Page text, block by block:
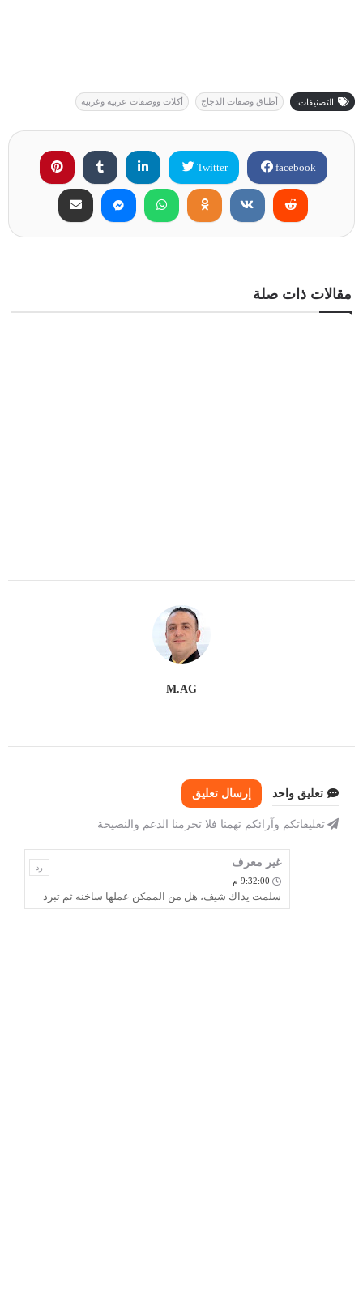
التصنيفات: أطباق وصفات الدجاج أكلات ووصفات عربية وغربية
facebook
Twitter
مقالات ذات صلة
M.AG
تعليق واحد إرسال تعليق
تعليقاتكم وآرائكم تهمنا فلا تحرمنا الدعم والنصيحة
غير معرف
9:32:00 م
سلمت يداك شيف، هل من الممكن عملها ساخنه ثم تبرد
رد